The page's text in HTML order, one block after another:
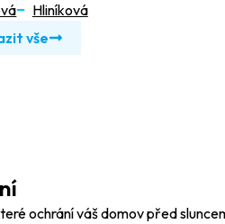
Hliníková
vše
ochrání váš domov před